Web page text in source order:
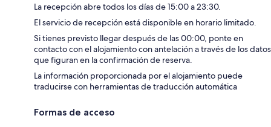
La recepción abre todos los días de 15:00 a 23:30.
El servicio de recepción está disponible en horario limitado.
Si tienes previsto llegar después de las 00:00, ponte en
contacto con el alojamiento con antelación a través de los datos
que figuran en la confirmación de reserva.
La información proporcionada por el alojamiento puede
traducirse con herramientas de traducción automática
Formas de acceso